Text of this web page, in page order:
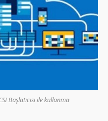
Başlatıcısı ile kullanma